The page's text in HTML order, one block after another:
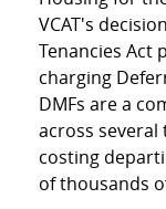
VCAT's
Tenancies Act
charging
DMFs are a
across
costing
of thousands